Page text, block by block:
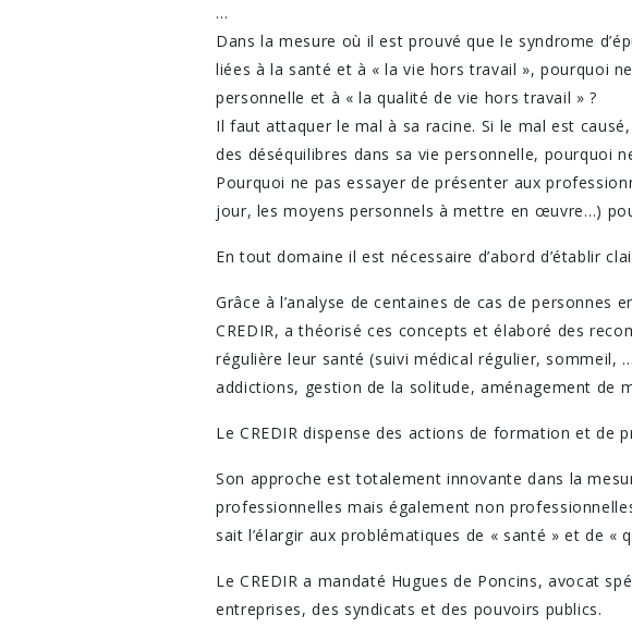
…
Dans la mesure où il est prouvé que le syndrome
liées à la santé et à « la vie hors travail », pourquoi
personnelle et à « la qualité de vie hors travail » ?
Il faut attaquer le mal à sa racine. Si le mal est
des déséquilibres dans sa vie personnelle, pourquoi
Pourquoi ne pas essayer de présenter aux
jour, les moyens personnels à mettre en œuvre…)
En tout domaine il est nécessaire d’abord d’établir
Grâce à l’analyse de centaines de cas de personnes
CREDIR, a théorisé ces concepts et élaboré des
régulière leur santé (suivi médical régulier,
addictions, gestion de la solitude, aménagement de
Le CREDIR dispense des actions de formation et de
Son approche est totalement innovante dans la
professionnelles mais également non
sait l’élargir aux problématiques de « santé » et de «
Le CREDIR a mandaté Hugues de Poncins, avocat
entreprises, des syndicats et des pouvoirs publics.